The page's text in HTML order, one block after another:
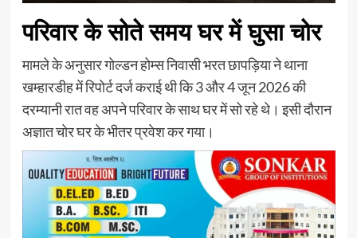
परिवार के सोते समय घर में घुसा चोर
मामले के अनुसार गोल्डन होम्स निवासी भरत छापड़िया ने थाना
खम्हारडीह में रिपोर्ट दर्ज कराई थी कि 3 और 4 जून 2026 की
दरम्यानी रात वह अपने परिवार के साथ घर में सो रहे थे। इसी दौरान
अज्ञात चोर घर के भीतर प्रवेश कर गया।